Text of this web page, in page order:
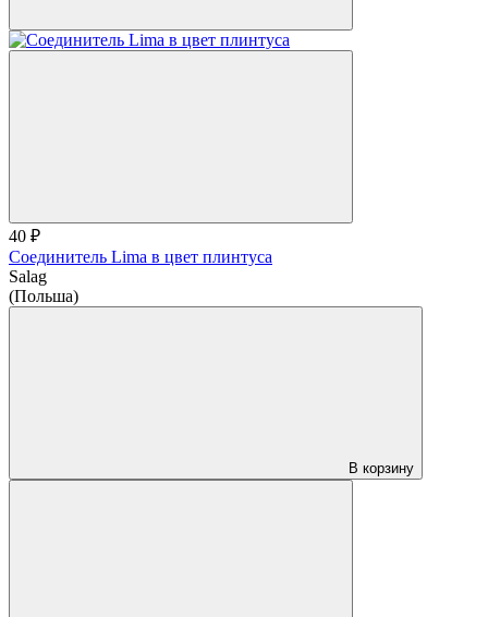
40 ₽
Соединитель Lima в цвет плинтуса
Salag
(Польша)
В корзину